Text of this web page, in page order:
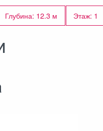
Глубина: 12.3 м Этаж: 1